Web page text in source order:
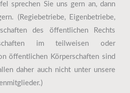
sprechen Sie uns gern an, dann
( Regiebetriebe, Eigenbetriebe,
des öffentlichen Rechts
im teilweisen oder
öffentlichen Körperschaften sind
daher auch nicht unter unsere
)